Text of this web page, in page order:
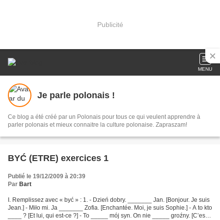
Publicité
MENU
Je parle polonais !
Ce blog a été créé par un Polonais pour tous ce qui veulent apprendre à
parler polonais et mieux connaitre la culture polonaise. Zapraszam!
BYĆ (ETRE) exercices 1
Publié le 19/12/2009 à 20:39
Par Bart
I. Remplissez avec « być » : 1. - Dzień dobry. _______ Jan. [Bonjour. Je suis
Jean.] - Miło mi. Ja _______ Zofia. [Enchantée. Moi, je suis Sophie.] - A to kto
____ ? [Et lui, qui est-ce ?] - To _____ mój syn. On nie _____ groźny. [C’est